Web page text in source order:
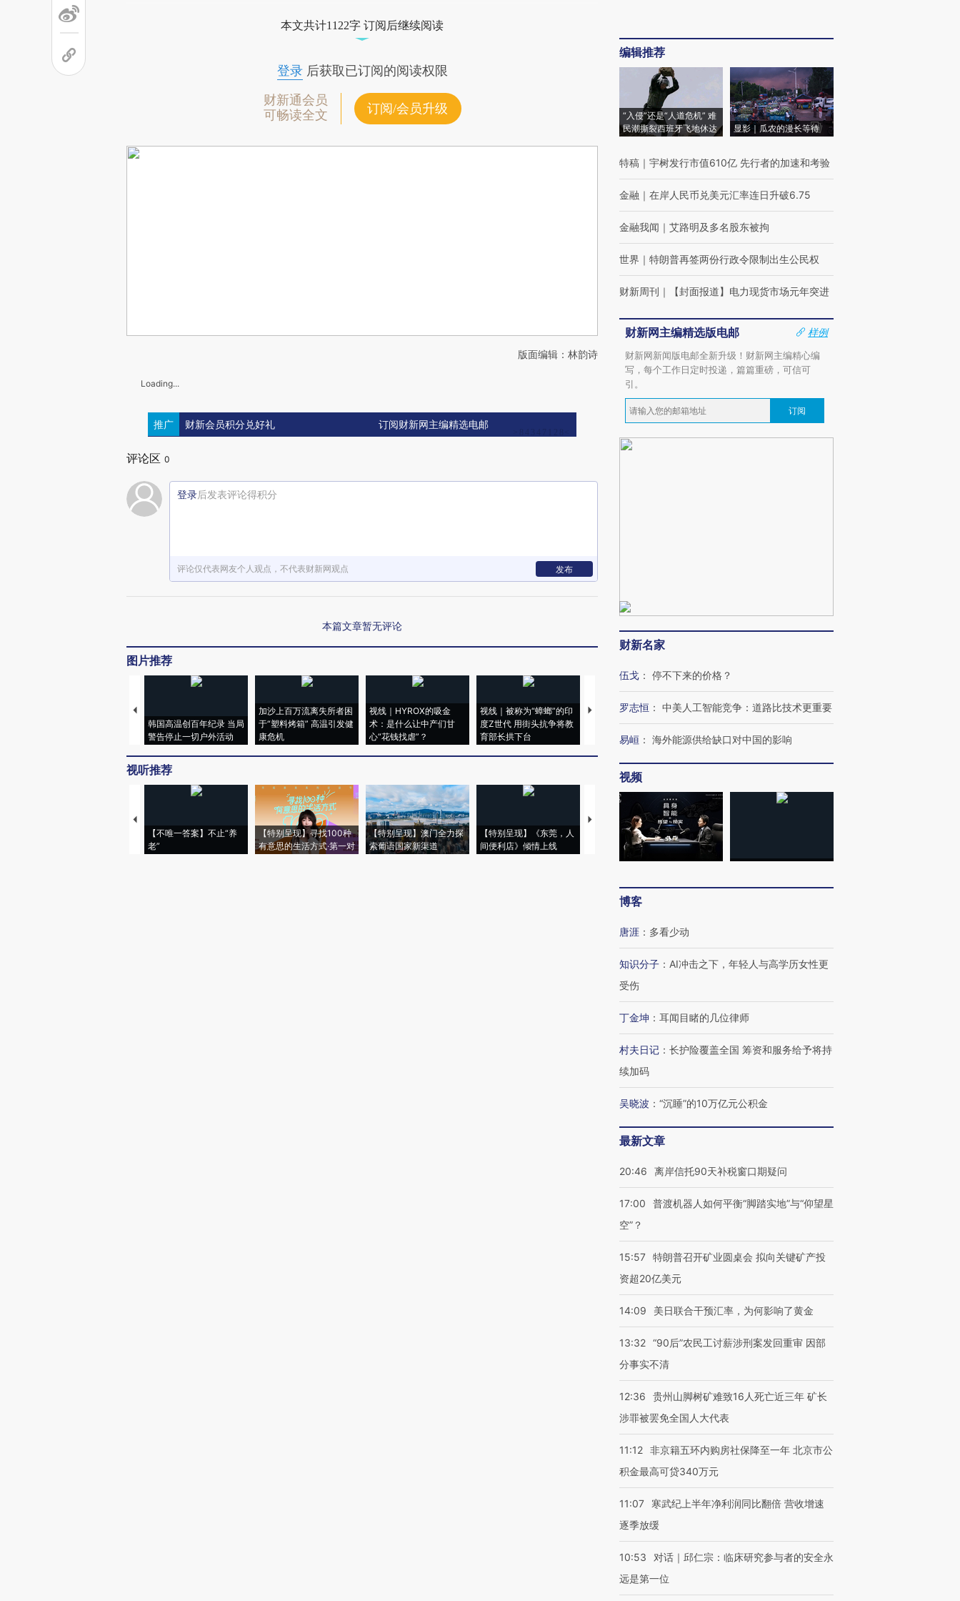
本文共计1122字 订阅后继续阅读
登录后获取已订阅的阅读权限
财新通会员
可畅读全文
订阅/会员升级
版面编辑：林韵诗
Loading...
推广 财新会员积分兑好礼 订阅财新网主编精选电邮
评论区 0
登录后发表评论得积分
评论仅代表网友个人观点，不代表财新网观点 发布
本篇文章暂无评论
图片推荐
韩国高温创百年纪录 当局
警告停止一切户外活动
加沙上百万流离失所者困
于“塑料烤箱” 高温引发健
康危机
视线｜HYROX的吸金
术：是什么让中产们甘
心“花钱找虐”？
视线｜被称为“蟑螂”的印
度Z世代 用街头抗争将教
育部长拱下台
视线｜“入侵”还是“人道危
机”？难民潮撕裂西班牙
飞地休达
湖北宜昌局部短时降雨
128毫米 紧急转移近
4000人
哈尔滨遭遇短时极端强降
雨 3小时累计雨量超80毫
视听推荐
【不唯一答案】不止“养
老”
【特别呈现】寻找100种
有意思的生活方式·第一对
【特别呈现】澳门全力探
索葡语国家新渠道
【特别呈现】《东莞，人
间便利店》倾情上线
【推广】走进第四届链博
会，让数智科技“链”接产
【特别呈现】寻找100种
有意思的生活方式·第三对
编辑推荐
“入侵”还是“人道危机” 难
民潮撕裂西班牙飞地休达
显影｜瓜农的漫长等待
特稿 ｜ 宇树发行市值610亿 先行者的加速和考验
金融 ｜ 在岸人民币兑美元汇率连日升破6.75
金融我闻 ｜ 艾路明及多名股东被拘
世界 ｜ 特朗普再签两份行政令限制出生公民权
财新周刊 ｜ 【封面报道】电力现货市场元年突进
财新网主编精选版电邮
样例
财新网新闻版电邮全新升级！财新网主编精心编
写，每个工作日定时投递，篇篇重磅，可信可
引。
订阅
财新名家
伍戈 ： 停不下来的价格？
罗志恒 ： 中美人工智能竞争：道路比技术更重要
易峘 ： 海外能源供给缺口对中国的影响
视频
博客
唐涯 ： 多看少动
知识分子 ： AI冲击之下，年轻人与高学历女性更
受伤
丁金坤 ： 耳闻目睹的几位律师
村夫日记 ： 长护险覆盖全国 筹资和服务给予将持
续加码
吴晓波 ： “沉睡”的10万亿元公积金
最新文章
20:46 离岸信托90天补税窗口期疑问
17:00
普渡机器人如何平衡“脚踏实地”与“仰望星
空”？
15:57 特朗普召开矿业圆桌会 拟向关键矿产投
资超20亿美元
14:09 美日联合干预汇率，为何影响了黄金
13:32 “90后”农民工讨薪涉刑案发回重审 因部
分事实不清
12:36
贵州山脚树矿难致16人死亡近三年 矿长
涉罪被罢免全国人大代表
11:12 非京籍五环内购房社保降至一年 北京市公
积金最高可贷340万元
11:07
寒武纪上半年净利润同比翻倍 营收增速
逐季放缓
10:53
对话｜邱仁宗：临床研究参与者的安全永
远是第一位